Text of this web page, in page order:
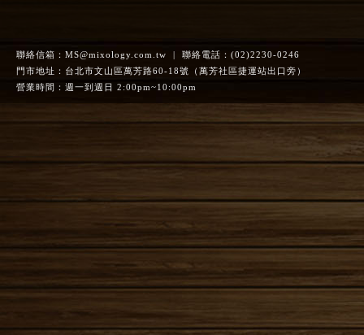
聯絡信箱： MS@mixology.com.tw | 聯絡電話：(02)2230-0246
門市地址：台北市文山區萬芳路60-18號（萬芳社區捷運站出口旁）
營業時間：週一到週日 2:00pm~10:00pm